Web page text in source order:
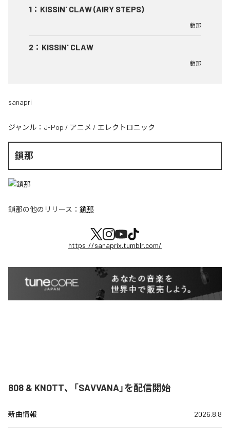
1 ： KISSIN' CLAW (AIRY STEPS)
鎖那
2 ： KISSIN' CLAW
鎖那
sanapri
ジャンル： J-Pop / アニメ / エレクトロニック
鎖那
鎖那の他のリリース： 鎖那
https://sanaprix.tumblr.com/
808 & KNOTT、「SAVVANA」を配信開始
新曲情報 2026.8.8